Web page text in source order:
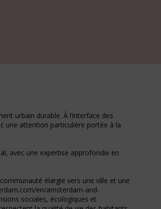
urbain durable. À l’interface des
une attention particulière portée à la
avec une expertise approfondie en
élargie vers une ville et une
en/amsterdam-and-
sociales, écologiques et